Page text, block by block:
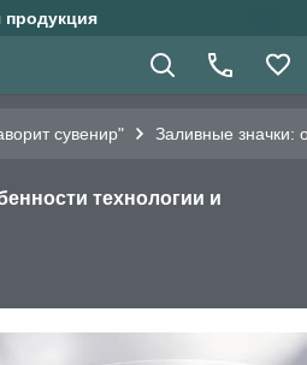
продукция
сувенир" Заливные значки:
технологии и